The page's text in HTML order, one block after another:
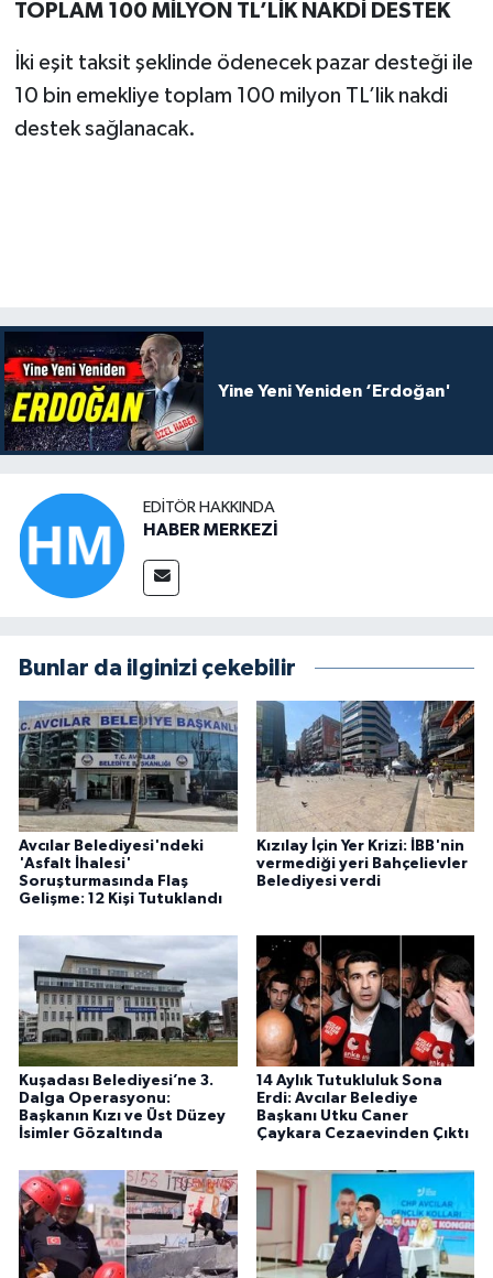
TOPLAM 100 MİLYON TL’LİK NAKDİ DESTEK
İki eşit taksit şeklinde ödenecek pazar desteği ile
10 bin emekliye toplam 100 milyon TL’lik nakdi
destek sağlanacak.
Yine Yeni Yeniden ‘Erdoğan'
EDITÖR HAKKINDA
HABER MERKEZİ
Bunlar da ilginizi çekebilir
Avcılar Belediyesi'ndeki
'Asfalt İhalesi'
Soruşturmasında Flaş
Gelişme: 12 Kişi Tutuklandı
Kızılay İçin Yer Krizi: İBB'nin
vermediği yeri Bahçelievler
Belediyesi verdi
Kuşadası Belediyesi’ne 3.
Dalga Operasyonu:
Başkanın Kızı ve Üst Düzey
İsimler Gözaltında
14 Aylık Tutukluluk Sona
Erdi: Avcılar Belediye
Başkanı Utku Caner
Çaykara Cezaevinden Çıktı